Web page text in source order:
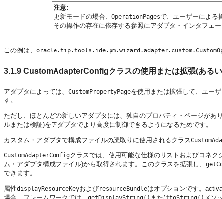
注意:
更新モードの場合、 OperationPagesで、ユーザーによる
その操作の存在に依存する参照にアダプタ・インタフェ
この例は、
3.1.9 CustomAdapterConfigクラスの使用または拡張(ある
アダプタによっては、 CustomPropertyPageを使用または拡張して、ユー
す。
ただし、ほとんどの新しいアダプタには、独自のプロパティ・ページが
ルまたは検証)をアダプタでより高度に制御できるようになるためです。
カスタム・アダプタで構成ファイルの読取りに使用されるクラス
CustomAdapterConfigクラスでは、使用可能な仕様のリストおよびコネク
ム・アダプタ構成ファイル)から取得されます。このクラスを拡張し、
できます。
属性displayResourceKeyおよびresourceBundleはオプションです。
場合、フレームワークでは、
または
メソ